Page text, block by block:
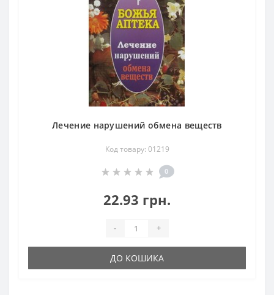
Лечение нарушений обмена веществ
Код товару: 01219
0
22.93 грн.
- +
ДО КОШИКА